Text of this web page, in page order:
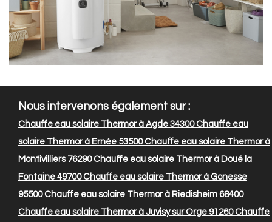
Nous intervenons également sur :
Chauffe eau solaire Thermor à Agde 34300Chauffe eau
solaire Thermor à Ernée 53500Chauffe eau solaire Thermor à
Montivilliers 76290Chauffe eau solaire Thermor à Doué la
Fontaine 49700Chauffe eau solaire Thermor à Gonesse
95500Chauffe eau solaire Thermor à Riedisheim 68400
Chauffe eau solaire Thermor à Juvisy sur Orge 91260Chauffe